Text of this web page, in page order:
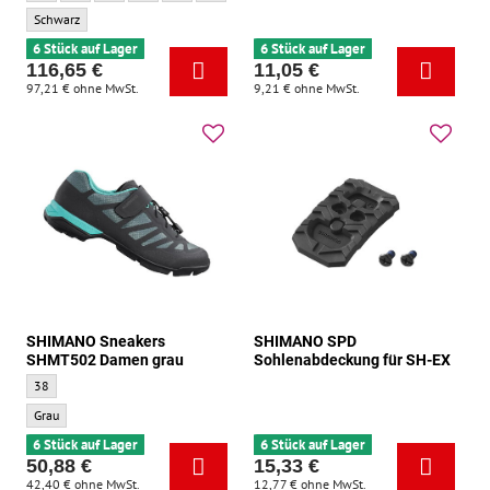
SHIMANO Turnschuhe SHGF600 schwarz - Grundfarbe:
Schwarz
6 Stück auf Lager
116,65 €
97,21 € ohne MwSt.
6 Stück auf Lager
11,05 €
9,21 € ohne MwSt.
SHIMANO Sneakers
SHMT502 Damen grau
SHIMANO Sneakers SHMT502 Damen grau - Größe :
38
SHIMANO Sneakers SHMT502 Damen grau - Grundfarbe:
Grau
6 Stück auf Lager
50,88 €
42,40 € ohne MwSt.
SHIMANO SPD
Sohlenabdeckung für SH-EX
6 Stück auf Lager
15,33 €
12,77 € ohne MwSt.